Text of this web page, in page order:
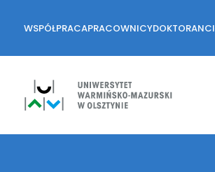
WSPÓŁPRACAPRACOWNICYDOKTORANCI